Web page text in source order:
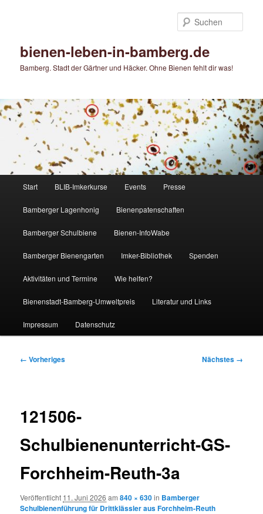
bienen-leben-in-bamberg.de
Bamberg. Stadt der Gärtner und Häcker. Ohne Bienen fehlt dir was!
Start BLIB-Imkerkurse Events Presse
Bamberger Lagenhonig Bienenpatenschaften
Bamberger Schulbiene Bienen-InfoWabe
Bamberger Bienengarten Imker-Bibliothek Spenden
Aktivitäten und Termine Wie helfen?
Bienenstadt-Bamberg-Umweltpreis Literatur und Links
Impressum Datenschutz
Bilder-
← Vorheriges Nächstes →
121506-
Schulbienenunterricht-GS-
Forchheim-Reuth-3a
Veröffentlicht 11. Juni 2026 am840 × 630in Bamberger
Schulbienenführung für Drittklässler aus Forchheim-Reuth